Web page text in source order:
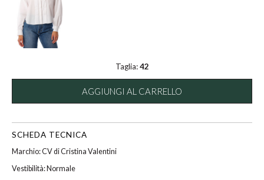
Taglia:42
AGGIUNGI AL CARRELLO
SCHEDA TECNICA
Marchio: CV di Cristina Valentini
Vestibilità: Normale